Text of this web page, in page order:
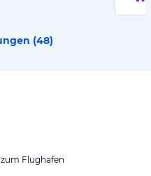
(48)
zum Flughafen